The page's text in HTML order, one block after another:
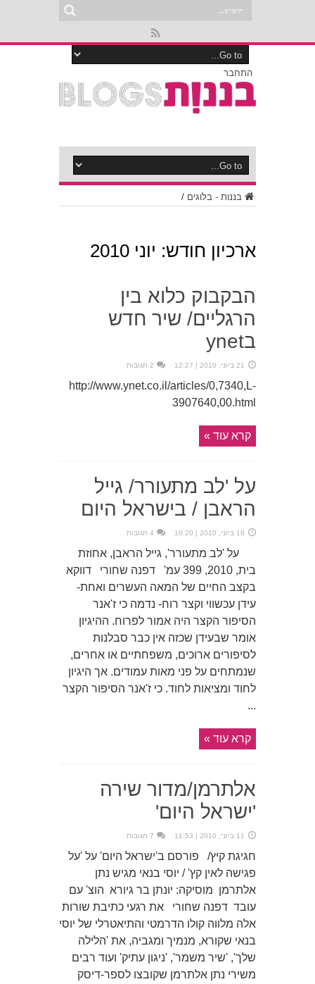
התחבר
בננות - בלוגים /
ארכיון חודש: יוני 2010
הבקבוק כלוא בין
הרגליים/ שיר חדש
בynet
21 ביוני, 2010 | 12:27 2 תגובות
http://www.ynet.co.il/articles/0,7340,L-
3907640,00.html
קרא עוד »
על 'לב מתעורר/ גייל
הראבן / בישראל היום
18 ביוני, 2010 | 10:20 4 תגובות
על 'לב מתעורר', גייל הראבן, אחוזת
בית, 2010, 399 עמ' דפנה שחורי דווקא
בקצב החיים של המאה העשרים ואחת-
עידן עכשווי וקצר רוח- נדמה כי ז'אנר
הסיפור הקצר היה אמור לפרוח. ההיגיון
אומר שבעידן שכזה אין כבר סבלנות
לסיפורים ארוכים, משפחתיים או אחרים,
שנמתחים על פני מאות עמודים. אך היגיון
לחוד ומציאות לחוד. כי ז'אנר הסיפור הקצר
...
קרא עוד »
אלתרמן/מדור שירה
'ישראל היום'
11 ביוני, 2010 | 11:53 7 תגובות
חגיגת קיץ/ פורסם ב'ישראל היום' על 'על
פגישה לאין קץ' / יוסי בנאי מגיש נתן
אלתרמן מוסיקה: יונתן בר גיורא הוצ' עם
עובד דפנה שחורי את רגעי כתיבת שורות
אלה מלווה קולו הדרמטי והתיאטרלי של יוסי
בנאי שקורא, מנמיך ומגביה, את 'הלילה
שלך', 'שיר משמר', 'ניגון עתיק' ועוד רבים
משירי נתן אלתרמן שקובצו לספר-דיסק